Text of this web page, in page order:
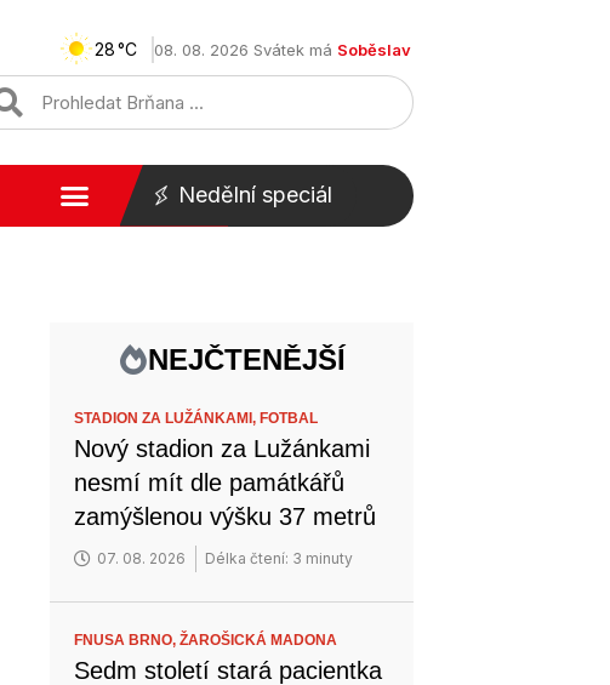
28 08. 08. 2026 Svátek má Soběslav
Nedělní speciál
NEJČTENĚJŠÍ
STADION ZA LUŽÁNKAMI, FOTBAL
Nový stadion za Lužánkami
nesmí mít dle památkářů
zamýšlenou výšku 37 metrů
07. 08. 2026 Délka čtení: 3 minuty
FNUSA BRNO,ŽAROŠICKÁ MADONA
Sedm století stará pacientka